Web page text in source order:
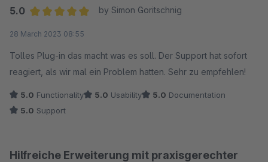
Nachtrag: Es spricht leider unter Shopware 6 recht viel
Damit die Anzeige in der Übersicht überhaupt
funktioniert, müssen sehr viel zusätzliche Daten
bezogen werden. Das wirkt sich negativ auf die
ausgegeben wurden.
5.0
by Simon Goritschnig
28 March 2023 08:55
Tolles Plug-in das macht was es soll. Der Support hat sofort
reagiert, als wir mal ein Problem hatten. Sehr zu empfehlen!
5.0 Functionality 5.0 Usability 5.0 Documentation
5.0 Support
Hilfreiche Erweiterung mit praxisgerechter